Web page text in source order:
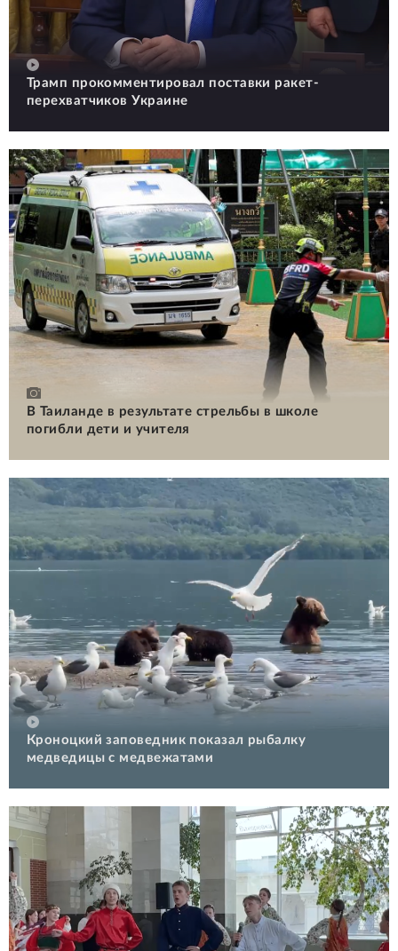
Трамп прокомментировал поставки ракет-
перехватчиков Украине
В Таиланде в результате стрельбы в школе
погибли дети и учителя
Кроноцкий заповедник показал рыбалку
медведицы с медвежатами